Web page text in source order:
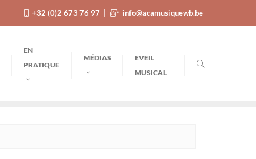
+32 (0)2 673 76 97 info@acamusiquewb.be
EN
PRATIQUE
MÉDIAS
EVEIL
MUSICAL